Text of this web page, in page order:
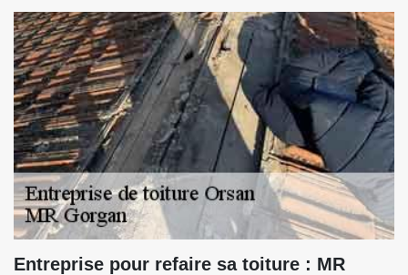
Entreprise pour refaire sa toiture : MR